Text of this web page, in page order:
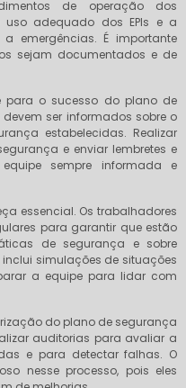
de operação dos
uso adequado dos EPIs e a
emergências. É importante
sejam documentados e de
para o sucesso do plano de
ser informados sobre o
estabelecidas. Realizar
e enviar lembretes e
sempre informada e
essencial. Os trabalhadores
para garantir que estão
de segurança e sobre
simulações de situações
a equipe para lidar com
do plano de segurança
auditorias para avaliar a
e para detectar falhas. O
nesse processo, pois eles